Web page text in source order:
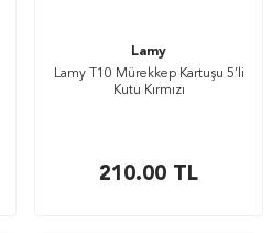
Lamy
Lamy T10 Mürekkep Kartuşu 5’li
Kutu Kırmızı
210.00 TL